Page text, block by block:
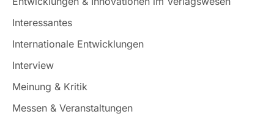
Interessantes
Internationale Entwicklungen
Interview
Meinung & Kritik
Messen & Veranstaltungen